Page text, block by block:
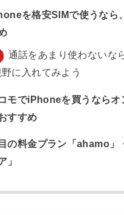
を格安SIMで使うなら
通話をあまり使わないな
野に入れてみよう
モでiPhoneを買うならオ
すすめ
の料金プラン「ahamo」
」